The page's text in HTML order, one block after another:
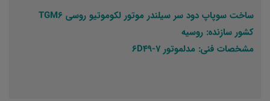
ساخت سوپاپ دود سر سیلندر موتور لکوموتیو روسی TGM6
کشور سازنده: روسیه
مشخصات فنی: مدلموتور 7-6D49